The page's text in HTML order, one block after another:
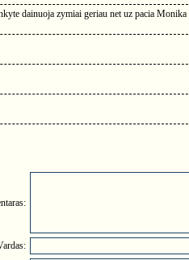
dainuoja zymiai geriau net uz pacia Monika